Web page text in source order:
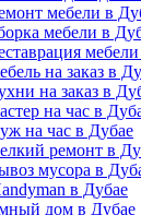
мебели в
мебели в
на заказ в
на заказ в
на час в
на час в Дубае
ремонт в
мусора в
в Дубае
дом в Дубае